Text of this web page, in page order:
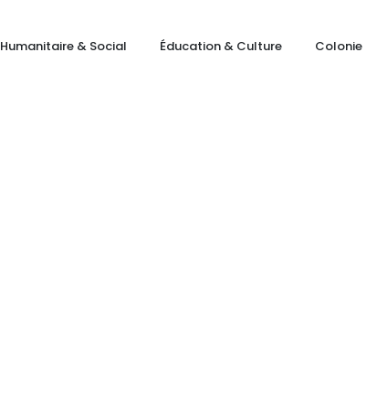
Humanitaire & Social Éducation & Culture Colonie